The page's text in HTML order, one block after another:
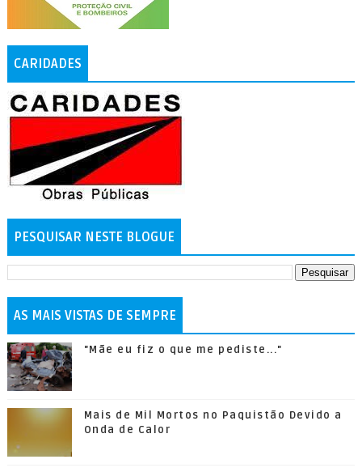
CARIDADES
PESQUISAR NESTE BLOGUE
AS MAIS VISTAS DE SEMPRE
"Mãe eu fiz o que me pediste..."
Mais de Mil Mortos no Paquistão Devido a
Onda de Calor